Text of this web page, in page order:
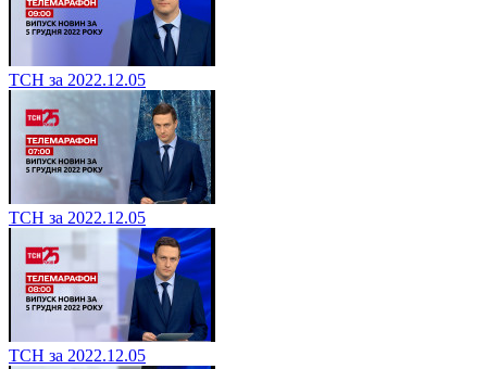
ТСН за 2022.12.05
ТСН за 2022.12.05
ТСН за 2022.12.05